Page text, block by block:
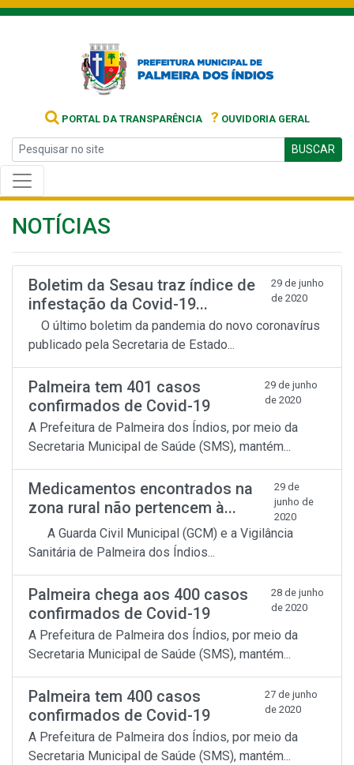
PORTAL DA TRANSPARÊNCIA ? OUVIDORIA GERAL
BUSCAR
NOTÍCIAS
Boletim da Sesau traz índice de
infestação da Covid-19...
29 de junho
de 2020
O último boletim da pandemia do novo coronavírus
publicado pela Secretaria de Estado...
Palmeira tem 401 casos
confirmados de Covid-19
29 de junho
de 2020
A Prefeitura de Palmeira dos Índios, por meio da
Secretaria Municipal de Saúde (SMS), mantém...
Medicamentos encontrados na
zona rural não pertencem à...
29 de
junho de
2020
A Guarda Civil Municipal (GCM) e a Vigilância
Sanitária de Palmeira dos Índios...
Palmeira chega aos 400 casos
confirmados de Covid-19
28 de junho
de 2020
A Prefeitura de Palmeira dos Índios, por meio da
Secretaria Municipal de Saúde (SMS), mantém...
Palmeira tem 400 casos
confirmados de Covid-19
27 de junho
de 2020
A Prefeitura de Palmeira dos Índios, por meio da
Secretaria Municipal de Saúde (SMS), mantém...